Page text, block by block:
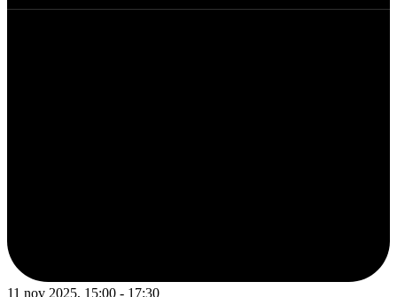
11 nov 2025, 15:00 - 17:30